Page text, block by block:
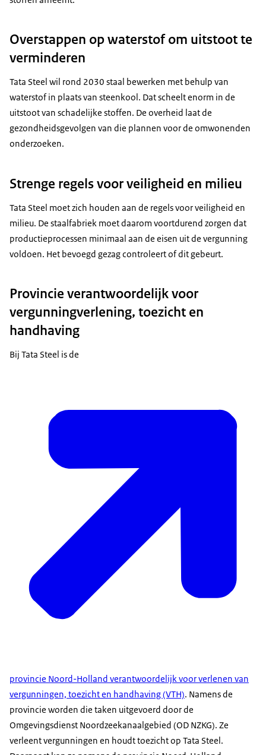
Overstappen op waterstof om uitstoot te
verminderen
Tata Steel wil rond 2030 staal bewerken met behulp van
waterstof in plaats van steenkool. Dat scheelt enorm in de
uitstoot van schadelijke stoffen. De overheid laat de
gezondheidsgevolgen van die plannen voor de omwonenden
onderzoeken.
Strenge regels voor veiligheid en milieu
Tata Steel moet zich houden aan de regels voor veiligheid en
milieu. De staalfabriek moet daarom voortdurend zorgen dat
productieprocessen minimaal aan de eisen uit de vergunning
voldoen. Het bevoegd gezag controleert of dit gebeurt.
Provincie verantwoordelijk voor
vergunningverlening, toezicht en
handhaving
Bij Tata Steel is de
provincie Noord-Holland verantwoordelijk voor verlenen van
vergunningen, toezicht en handhaving (VTH). Namens de
provincie worden die taken uitgevoerd door de
Omgevingsdienst Noordzeekanaalgebied (OD NZKG). Ze
verleent vergunningen en houdt toezicht op Tata Steel.